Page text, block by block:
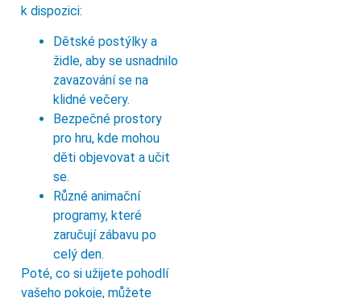
k dispozici:
Dětské postýlky a
židle, aby se usnadnilo
zavazování se na
klidné večery.
Bezpečné prostory
pro hru, kde mohou
děti objevovat a učit
se.
Různé animační
programy, které
zaručují zábavu po
celý den.
Poté, co si užijete pohodlí
vašeho pokoje, můžete